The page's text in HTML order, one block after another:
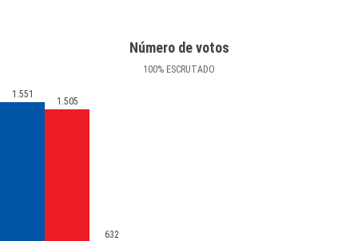
Número de votos
100% ESCRUTADO
1.551
1.505
632